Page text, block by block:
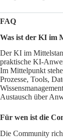
FAQ
Was ist der KI im
Der KI im
praktische KI-
Im Mittelpunkt
Prozesse, Tools,
Austausch über
Für wen ist die
Die Community